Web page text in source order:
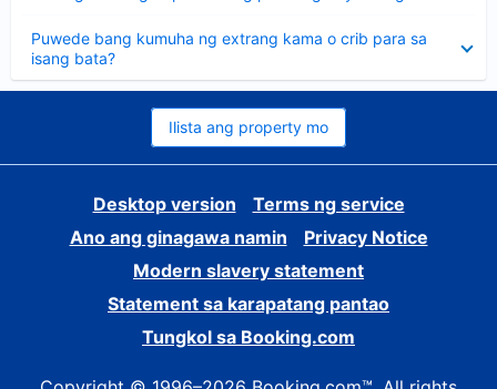
Puwede bang kumuha ng extrang kama o crib para sa
isang bata?
ang
sagot
Ilista ang property mo
Desktop version
Terms ng service
Ano ang ginagawa namin
Privacy Notice
Modern slavery statement
Statement sa karapatang pantao
Tungkol sa Booking.com